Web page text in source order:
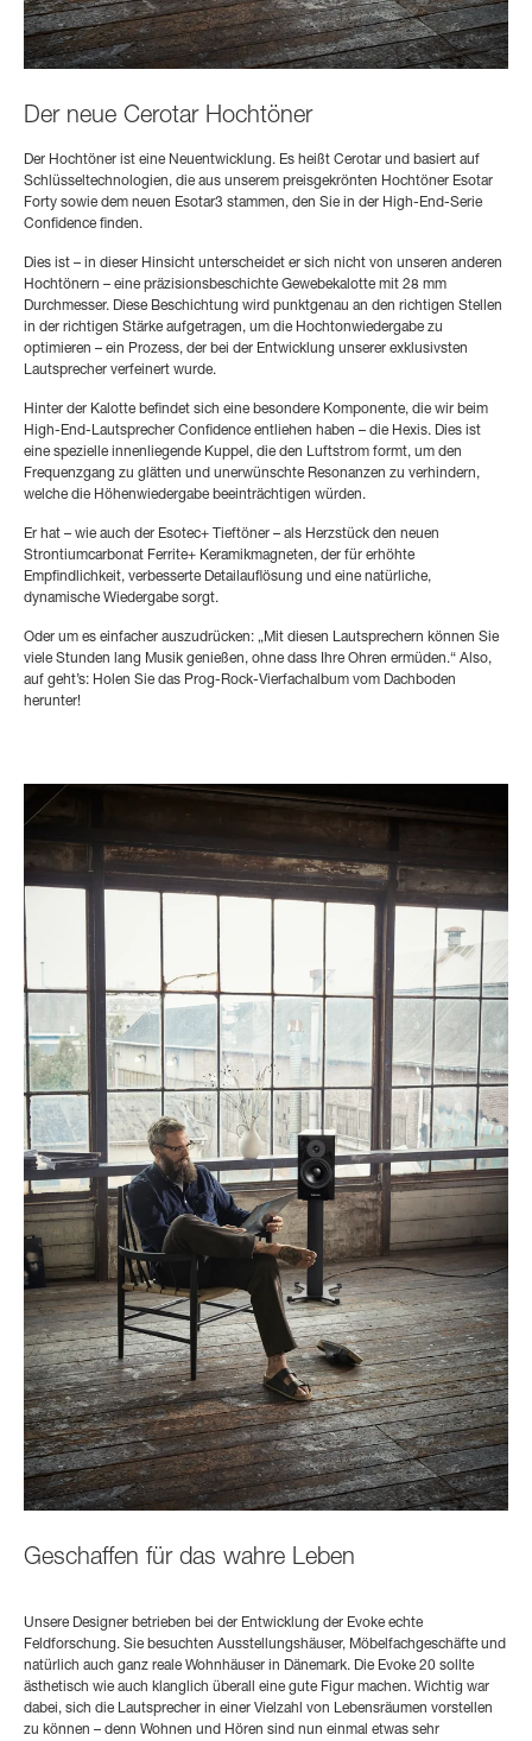
Der neue Cerotar Hochtöner
Der Hochtöner ist eine Neuentwicklung. Es heißt Cerotar und basiert auf
Schlüsseltechnologien, die aus unserem preisgekrönten Hochtöner Esotar
Forty sowie dem neuen Esotar3 stammen, den Sie in der High-End-Serie
Confidence finden.
Dies ist – in dieser Hinsicht unterscheidet er sich nicht von unseren anderen
Hochtönern – eine präzisionsbeschichte Gewebekalotte mit 28 mm
Durchmesser. Diese Beschichtung wird punktgenau an den richtigen Stellen
in der richtigen Stärke aufgetragen, um die Hochtonwiedergabe zu
optimieren – ein Prozess, der bei der Entwicklung unserer exklusivsten
Lautsprecher verfeinert wurde.
Hinter der Kalotte befindet sich eine besondere Komponente, die wir beim
High-End-Lautsprecher Confidence entliehen haben – die Hexis. Dies ist
eine spezielle innenliegende Kuppel, die den Luftstrom formt, um den
Frequenzgang zu glätten und unerwünschte Resonanzen zu verhindern,
welche die Höhenwiedergabe beeinträchtigen würden.
Er hat – wie auch der Esotec+ Tieftöner – als Herzstück den neuen
Strontiumcarbonat Ferrite+ Keramikmagneten, der für erhöhte
Empfindlichkeit, verbesserte Detailauflösung und eine natürliche,
dynamische Wiedergabe sorgt.
Oder um es einfacher auszudrücken: „Mit diesen Lautsprechern können Sie
viele Stunden lang Musik genießen, ohne dass Ihre Ohren ermüden.“ Also,
auf geht’s: Holen Sie das Prog-Rock-Vierfachalbum vom Dachboden
herunter!
Geschaffen für das wahre Leben
Unsere Designer betrieben bei der Entwicklung der Evoke echte
Feldforschung. Sie besuchten Ausstellungshäuser, Möbelfachgeschäfte und
natürlich auch ganz reale Wohnhäuser in Dänemark. Die Evoke 20 sollte
ästhetisch wie auch klanglich überall eine gute Figur machen. Wichtig war
dabei, sich die Lautsprecher in einer Vielzahl von Lebensräumen vorstellen
zu können – denn Wohnen und Hören sind nun einmal etwas sehr